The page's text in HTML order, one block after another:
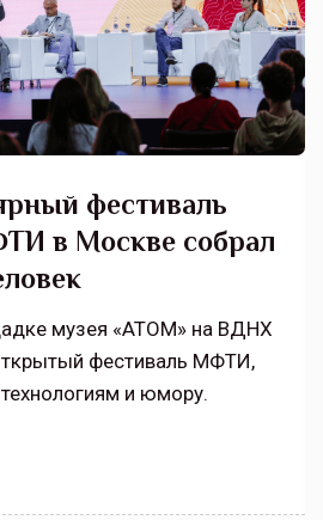
фестиваль
в Москве собрал
музея «АТОМ» на ВДНХ
фестиваль МФТИ,
и юмору.